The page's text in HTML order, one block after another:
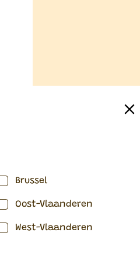
Brussel
Oost-Vlaanderen
West-Vlaanderen